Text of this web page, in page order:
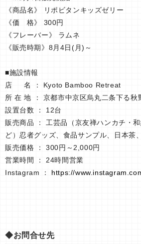
《商品名》 リポビタンキッズゼリー
《価 格》 300円
《フレーバー》 ラムネ
《販売時期》8月4日(月)～
■施設情報
店 名 ： Kyoto Bamboo Retreat
所 在 地 ： 京都市中京区烏丸二条下る秋
設置台数 ： 12台
販売商品 ： 工芸品（京友禅ハンカチ・
ど）忍者グッズ、食品サンプル、日本茶
販売価格 ： 300円～2,000円
営業時間 ： 24時間営業
Instagram ： https://
◆お問合せ先